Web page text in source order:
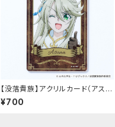
【没落貴族】アクリルカード（アス
ナ）
¥700